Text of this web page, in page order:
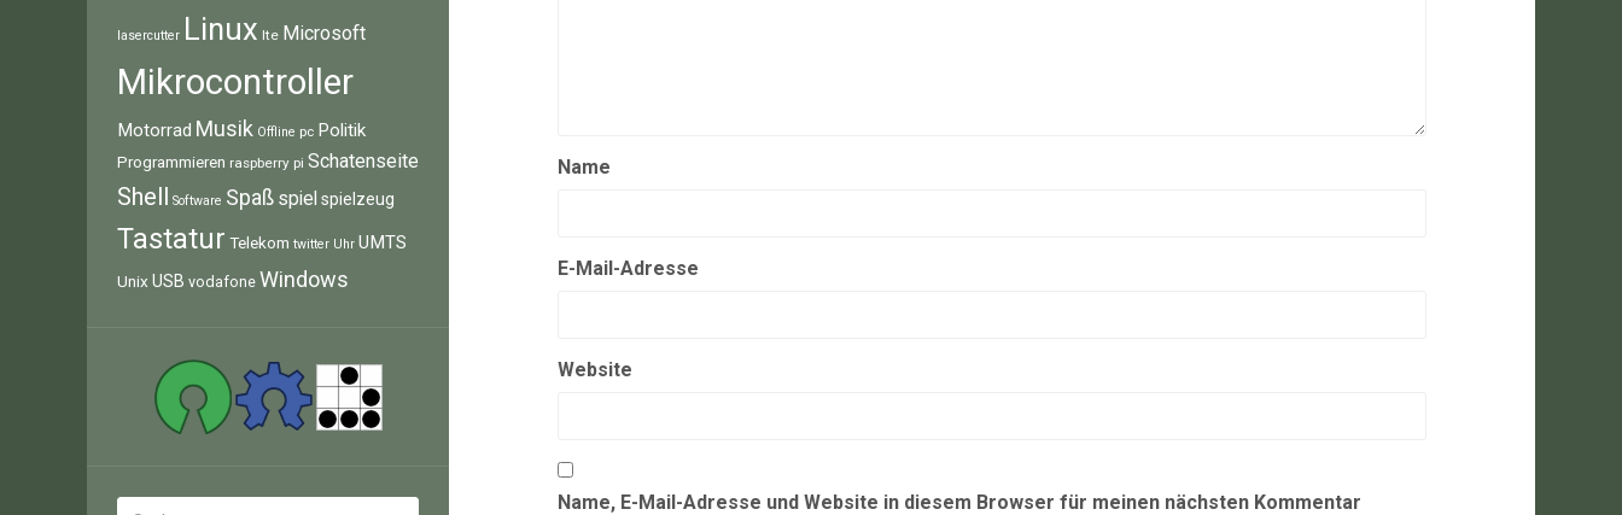
lasercutter Linux lte Microsoft
Mikrocontroller
Motorrad Musik Offline pc Politik
Programmieren raspberry pi Schatenseite
Shell Software Spaß spiel spielzeug
Tastatur Telekom twitter Uhr UMTS
Unix USB vodafone Windows
Name
E-Mail-Adresse
Website
Name, E-Mail-Adresse und Website in diesem Browser für meinen nächsten Kommentar